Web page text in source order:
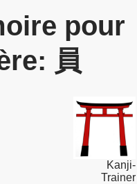
pour
員
Kanji-
Trainer